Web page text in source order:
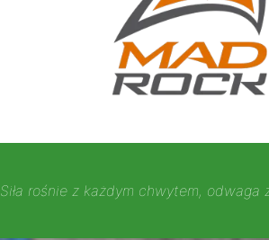
Siła rośnie z każdym chwytem, odwaga